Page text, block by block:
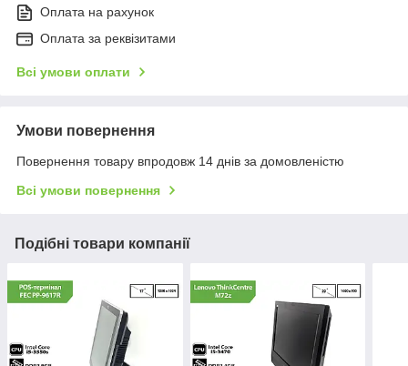
Оплата на рахунок
Оплата за реквізитами
Всі умови оплати
Умови повернення
Повернення товару впродовж 14 днів за домовленістю
Всі умови повернення
Подібні товари компанії